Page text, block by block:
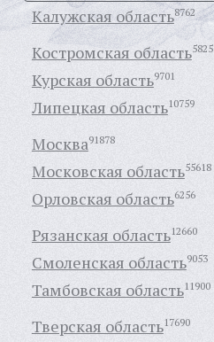
Калужская область8762
Костромская область5825
Курская область9701
Липецкая область10759
Москва91878
Московская область55618
Орловская область6256
Рязанская область12660
Смоленская область9053
Тамбовская область11900
Тверская область17690